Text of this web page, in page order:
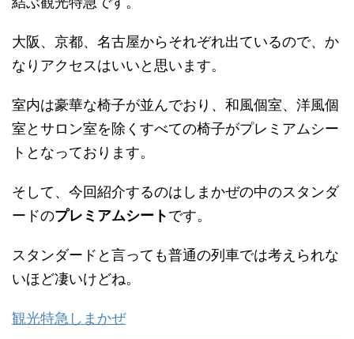
大阪、京都、名古屋からそれぞれ出ているので、か
なりアクセスはいいと思います。
室内は豪華な椅子が並んでおり、和風個室、洋風個
室とサロン室を除くすべての椅子がプレミアムシー
トとなっております。
そして、今回紹介するのはしまかぜの中のスタンダ
ードのプレミアムシートです。
スタンダードと言っても普通の列車では考えられな
いほど凄いけどね。
観光特急しまかぜ